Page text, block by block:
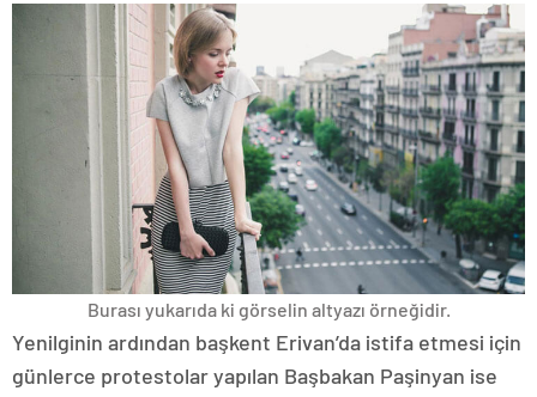
Burası yukarıda ki görselin altyazı örneğidir.
Yenilginin ardından başkent Erivan’da istifa etmesi için
günlerce protestolar yapılan Başbakan Paşinyan ise